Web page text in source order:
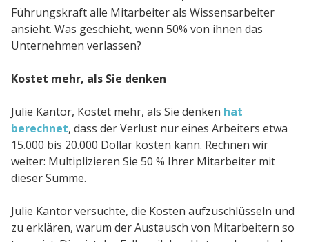
Führungskraft alle Mitarbeiter als Wissensarbeiter
ansieht. Was geschieht, wenn 50% von ihnen das
Unternehmen verlassen?
Kostet mehr, als Sie denken
Julie Kantor, Kostet mehr, als Sie denken hat
berechnet, dass der Verlust nur eines Arbeiters etwa
15.000 bis 20.000 Dollar kosten kann. Rechnen wir
weiter: Multiplizieren Sie 50 % Ihrer Mitarbeiter mit
dieser Summe.
Julie Kantor versuchte, die Kosten aufzuschlüsseln und
zu erklären, warum der Austausch von Mitarbeitern so